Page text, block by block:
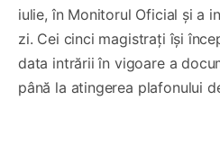
iulie, în Monitorul Oficial și a
zi. Cei cinci magistrați își
data intrării în vigoare a
până la atingerea plafonului